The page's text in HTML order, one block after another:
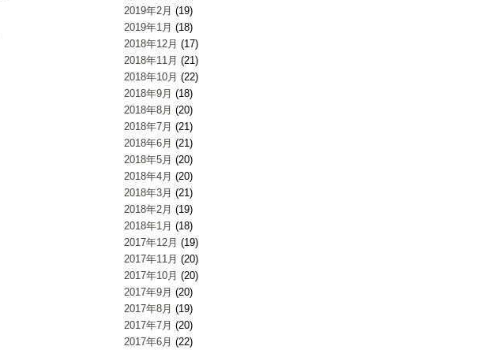
2019年2月 (19)
2019年1月 (18)
2018年12月 (17)
2018年11月 (21)
2018年10月 (22)
2018年9月 (18)
2018年8月 (20)
2018年7月 (21)
2018年6月 (21)
2018年5月 (20)
2018年4月 (20)
2018年3月 (21)
2018年2月 (19)
2018年1月 (18)
2017年12月 (19)
2017年11月 (20)
2017年10月 (20)
2017年9月 (20)
2017年8月 (19)
2017年7月 (20)
2017年6月 (22)